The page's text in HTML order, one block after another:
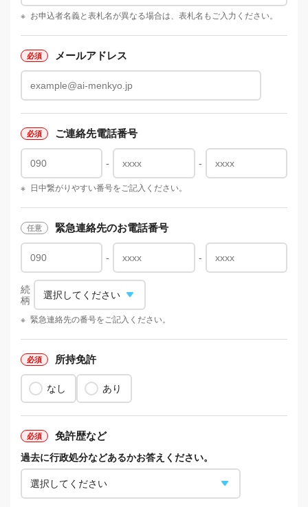
※ お申込者名義と表札名が異なる場合は、表札名もご入力ください。
メールアドレス
ご連絡先電話番号
- -
※ 日中繋がりやすい番号をご記入ください。
緊急連絡先のお電話番号
- -
続
柄
※ 緊急連絡先の番号をご記入ください。
所持免許
なし あり
免許歴など
過去に行政処分などあるかお答えください。